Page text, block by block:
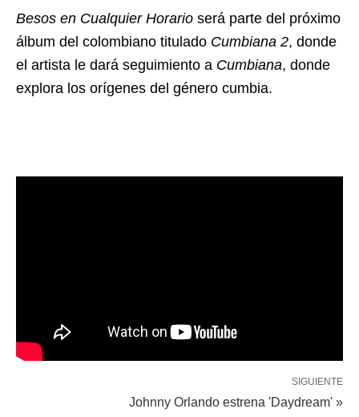
Besos en Cualquier Horario será parte del próximo
álbum del colombiano titulado Cumbiana 2, donde
el artista le dará seguimiento a Cumbiana, donde
explora los orígenes del género cumbia.
SIGUIENTE
Johnny Orlando estrena 'Daydream' »